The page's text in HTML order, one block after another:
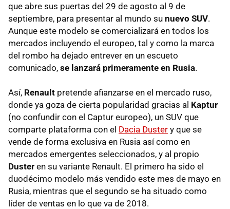
que abre sus puertas del 29 de agosto al 9 de
septiembre, para presentar al mundo su nuevo SUV.
Aunque este modelo se comercializará en todos los
mercados incluyendo el europeo, tal y como la marca
del rombo ha dejado entrever en un escueto
comunicado, se lanzará primeramente en Rusia.
Así, Renault pretende afianzarse en el mercado ruso,
donde ya goza de cierta popularidad gracias al Kaptur
(no confundir con el Captur europeo), un SUV que
comparte plataforma con el Dacia Duster y que se
vende de forma exclusiva en Rusia así como en
mercados emergentes seleccionados, y al propio
Duster en su variante Renault. El primero ha sido el
duodécimo modelo más vendido este mes de mayo en
Rusia, mientras que el segundo se ha situado como
líder de ventas en lo que va de 2018.